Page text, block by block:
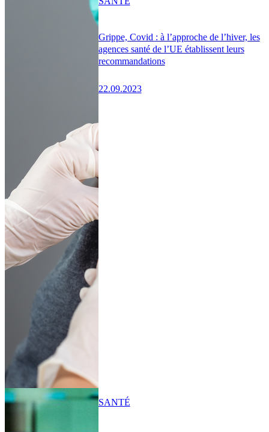
Grippe, Covid : à l’approche de l’hiver, les
agences santé de l’UE établissent leurs
recommandations
22.09.2023
SANTÉ